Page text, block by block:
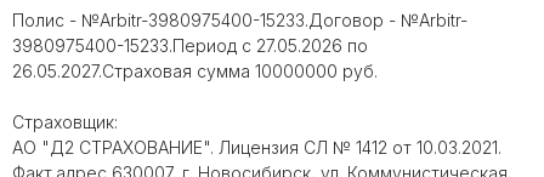
Полис - №Arbitr-3980975400-15233.Договор - №Arbitr-
3980975400-15233.Период с 27.05.2026 по
26.05.2027.Страховая сумма 10000000 руб.
Страховщик:
АО "Д2 СТРАХОВАНИЕ". Лицензия СЛ № 1412 от 10.03.2021.
Факт.адрес 630007, г. Новосибирск, ул. Коммунистическая,